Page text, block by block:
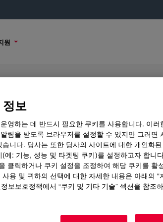
원
보
영하는 데 반드시 필요한 쿠키를 사용합니다. 이러
림을 받도록 브라우저를 설정할 수 있지만 그러면
니다. 당사는 또한 당사의 사이트에 대한 개인화
예: 기능, 성능 및 타겟팅 쿠키)를 설정하고자 합니
클릭하거나 쿠키 설정을 조정하여 해당 쿠키를 활
용 및 귀하의 선택에 대한 자세한 내용은 아래의 “
보보호정책에서 “쿠키 및 기타 기술” 섹션을 참조